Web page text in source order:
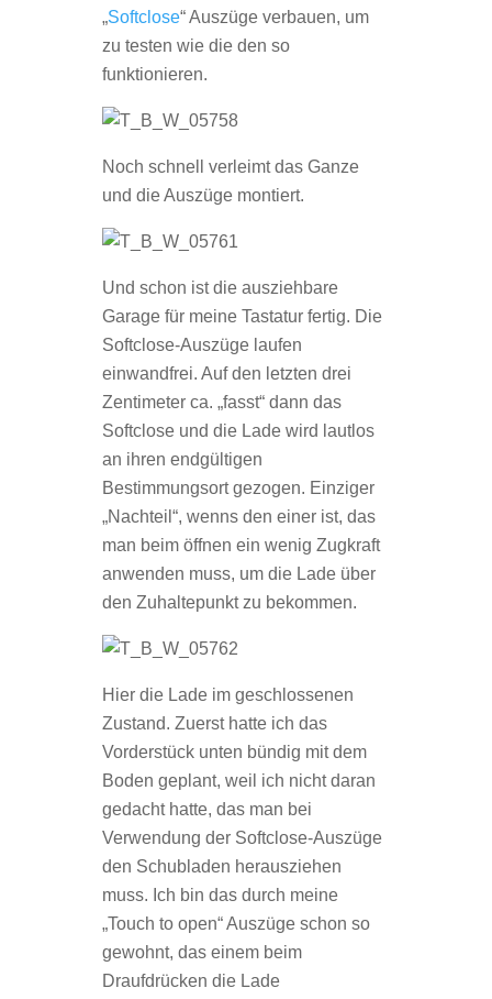
„Softclose“ Auszüge verbauen, um
zu testen wie die den so
funktionieren.
Noch schnell verleimt das Ganze
und die Auszüge montiert.
Und schon ist die ausziehbare
Garage für meine Tastatur fertig. Die
Softclose-Auszüge laufen
einwandfrei. Auf den letzten drei
Zentimeter ca. „fasst“ dann das
Softclose und die Lade wird lautlos
an ihren endgültigen
Bestimmungsort gezogen. Einziger
„Nachteil“, wenns den einer ist, das
man beim öffnen ein wenig Zugkraft
anwenden muss, um die Lade über
den Zuhaltepunkt zu bekommen.
Hier die Lade im geschlossenen
Zustand. Zuerst hatte ich das
Vorderstück unten bündig mit dem
Boden geplant, weil ich nicht daran
gedacht hatte, das man bei
Verwendung der Softclose-Auszüge
den Schubladen herausziehen
muss. Ich bin das durch meine
„Touch to open“ Auszüge schon so
gewohnt, das einem beim
Draufdrücken die Lade